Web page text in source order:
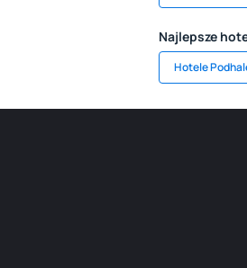
Najlepsze
Hotele